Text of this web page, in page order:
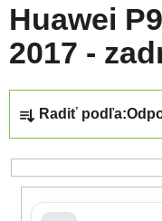
Huawei
2017 -
Radiť podľa: